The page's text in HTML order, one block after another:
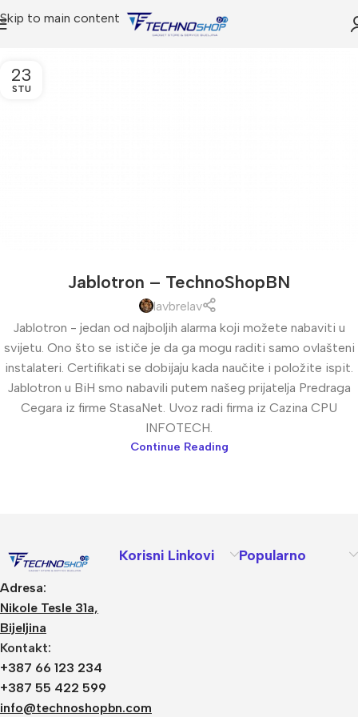
Skip to main content
23
STU
Jablotron – TechnoShopBN
lavbrelav
Jablotron - jedan od najboljih alarma koji možete nabaviti u
svijetu. Ono što se ističe je da ga mogu raditi samo ovlašteni
instalateri. Certifikati se dobijaju kada naučite i položite ispit.
Jablotron u BiH smo nabavili putem našeg prijatelja Predraga
Cegara iz firme StasaNet. Uvoz radi firma iz Cazina CPU
INFOTECH.
Continue Reading
Adresa:
Nikole Tesle 31a,
Bijeljina
Kontakt:
+387 66 123 234
+387 55 422 599
info@technoshopbn.com
Korisni Linkovi Popularno